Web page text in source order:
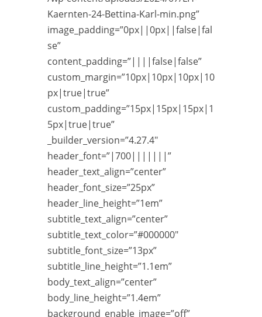
Kaernten-24-Bettina-Karl-min.png”
image_padding=”0px||0px||false|fal
se”
content_padding=”||||false|false”
custom_margin=”10px|10px|10px|10
px|true|true”
custom_padding=”15px|15px|15px|1
5px|true|true”
_builder_version=”4.27.4″
header_font=”|700|||||||”
header_text_align=”center”
header_font_size=”25px”
header_line_height=”1em”
subtitle_text_align=”center”
subtitle_text_color=”#000000″
subtitle_font_size=”13px”
subtitle_line_height=”1.1em”
body_text_align=”center”
body_line_height=”1.4em”
background_enable_image=”off”